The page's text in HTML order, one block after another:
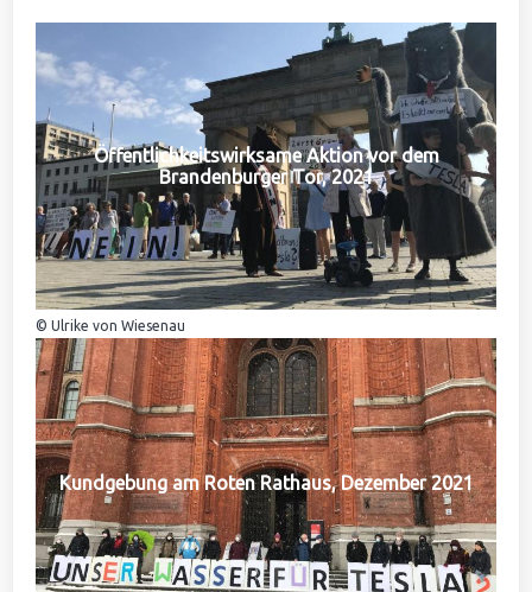
Öffentlichkeitswirksame Aktion vor dem
Brandenburger Tor, 2021
© Ulrike von Wiesenau
Kundgebung am Roten Rathaus, Dezember 2021